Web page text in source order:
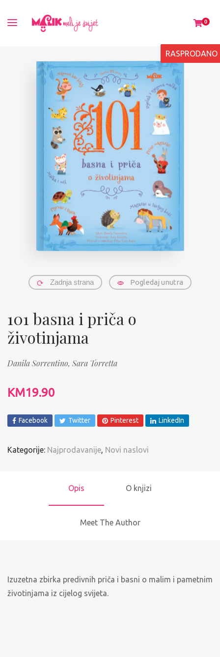
0
Zadnja strana Pogledaj unutra
RASPRODANO
101 basna i priča o
životinjama
Danila Sorrentino, Sara Torretta
KM19.90
Facebook Twitter Pinterest LinkedIn
Kategorije: Najprodavanije, Novi naslovi
Opis O knjizi
Meet The Author
Izuzetna zbirka predivnih priča i basni o malim i pametnim
životinjama iz cijelog svijeta.